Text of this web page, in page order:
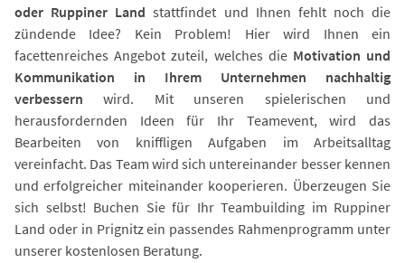
oder Ruppiner Landstattfindet und Ihnen fehlt noch die
zündende Idee? Kein Problem! Hier wird Ihnen ein
facettenreiches Angebot zuteil, welches die Motivation und
Kommunikation in Ihrem Unternehmen nachhaltig
verbessern wird. Mit unseren spielerischen und
herausfordernden Ideen für Ihr Teamevent, wird das
Bearbeiten von kniffligen Aufgaben im Arbeitsalltag
vereinfacht. Das Team wird sich untereinander besser kennen
und erfolgreicher miteinander kooperieren. Überzeugen Sie
sich selbst! Buchen Sie für Ihr Teambuilding im Ruppiner
Land oder in Prignitz ein passendes Rahmenprogramm unter
unserer kostenlosen Beratung.